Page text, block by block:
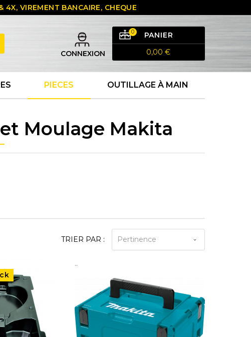
4X, VIREMENT BANCAIRE, CHEQUE
CONNEXION
PANIER
0
0,00 €
PIECES OUTILLAGE À MAIN
Moulage Makita
TRIER PAR : Pertinence
..